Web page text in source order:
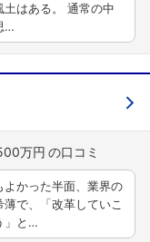
はある。 通常の中
…
万円
かった半面、業界の
で、「改革していこ
」と…